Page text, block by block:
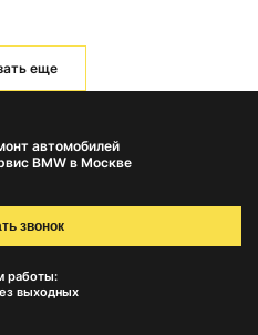
еще
автомобилей
BMW в Москве
работы:
выходных
звонок